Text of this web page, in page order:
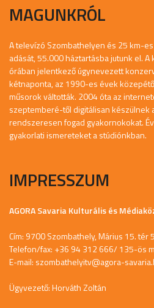
MAGUNKRÓL
A televízó Szombathelyen és 25 km-
adását, 55.000 háztartásba jutunk el.
órában jelentkező úgynevezett
kétnaponta, az 1990-es évek
műsorok váltották. 2004 óta az
szeptemberé-től digitálisan készülnek
rendszeresen fogad gyakornokokat.
gyakorlati ismereteket a stúdiónkban.
IMPRESSZUM
AGORA Savaria Kulturális és
Cím: 9700 Szombathely, Márius 15. tér
Telefon/fax: +36 94 312 666/ 135-ös
E-mail: szombathelyitv@agora-
Ügyvezető: Horváth Zoltán